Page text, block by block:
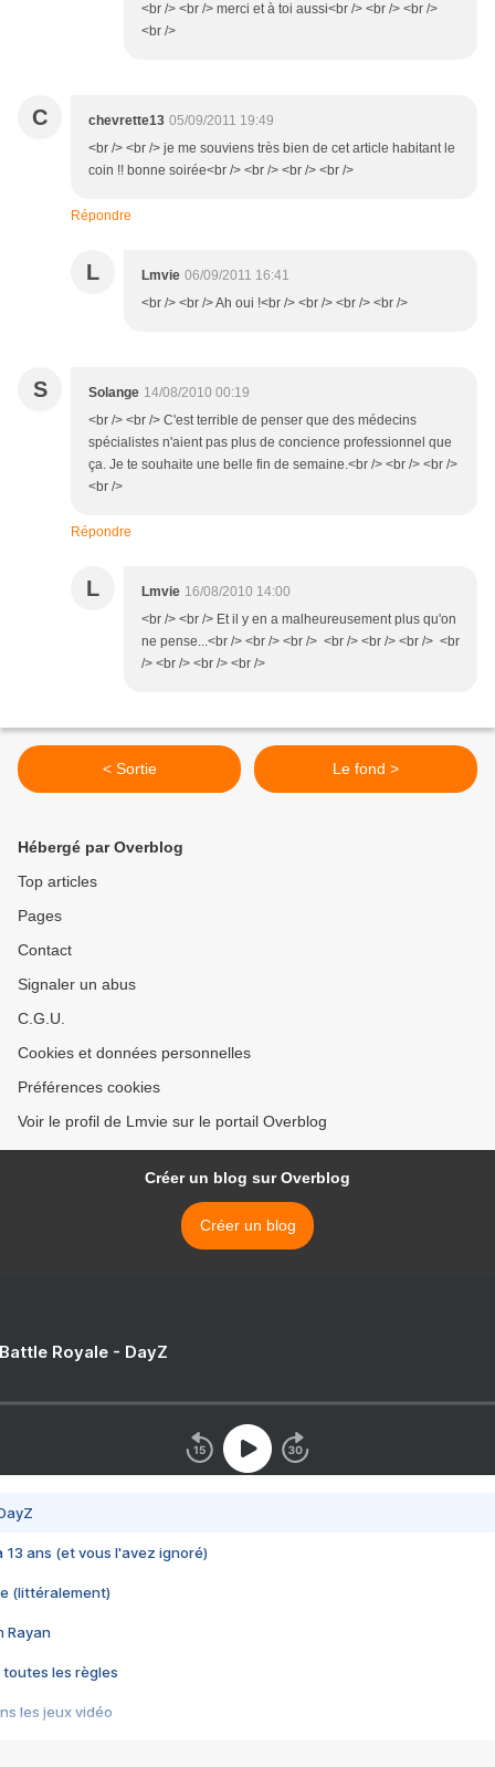
<br /> <br /> merci et à toi aussi<br /> <br /> <br />
<br />
C chevrette13 05/09/2011 19:49
<br /> <br /> je me souviens très bien de cet article habitant le
coin !! bonne soirée<br /> <br /> <br /> <br />
Répondre
L Lmvie 06/09/2011 16:41
<br /> <br /> Ah oui !<br /> <br /> <br /> <br />
S Solange 14/08/2010 00:19
<br /> <br /> C'est terrible de penser que des médecins
spécialistes n'aient pas plus de concience professionnel que
ça. Je te souhaite une belle fin de semaine.<br /> <br /> <br />
<br />
Répondre
L Lmvie 16/08/2010 14:00
<br /> <br /> Et il y en a malheureusement plus qu'on
ne pense...<br /> <br /> <br /> <br /> <br /> <br /> <br
/> <br /> <br /> <br />
< Sortie Le fond >
Hébergé par Overblog
Top articles
Pages
Contact
Signaler un abus
C.G.U.
Cookies et données personnelles
Préférences cookies
Voir le profil de Lmvie sur le portail Overblog
Créer un blog sur Overblog
Créer un blog
Royale - DayZ
13 ans (et vous l'avez ignoré)
(littéralement)
Rayan
toutes les règles
les jeux vidéo